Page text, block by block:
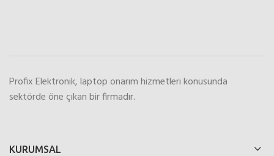
Profix Elektronik, laptop onarım hizmetleri konusunda
sektörde öne çıkan bir firmadır.
KURUMSAL